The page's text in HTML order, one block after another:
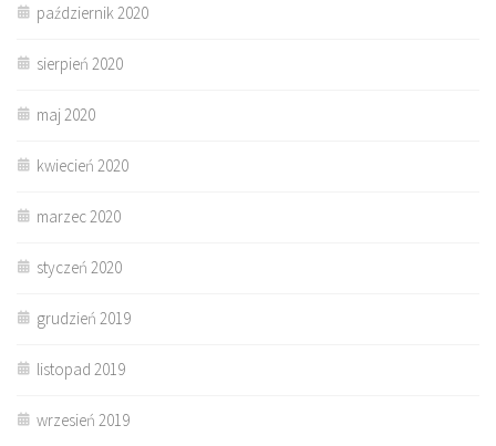
październik 2020
sierpień 2020
maj 2020
kwiecień 2020
marzec 2020
styczeń 2020
grudzień 2019
listopad 2019
wrzesień 2019